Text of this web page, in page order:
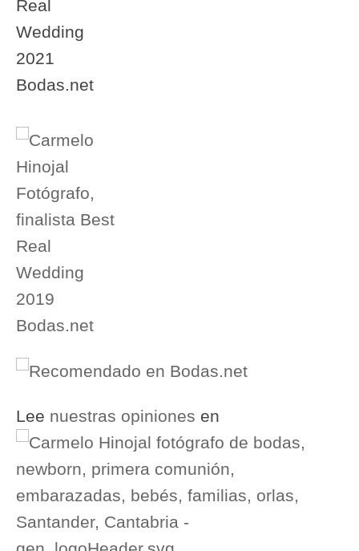
Lee nuestras opiniones en